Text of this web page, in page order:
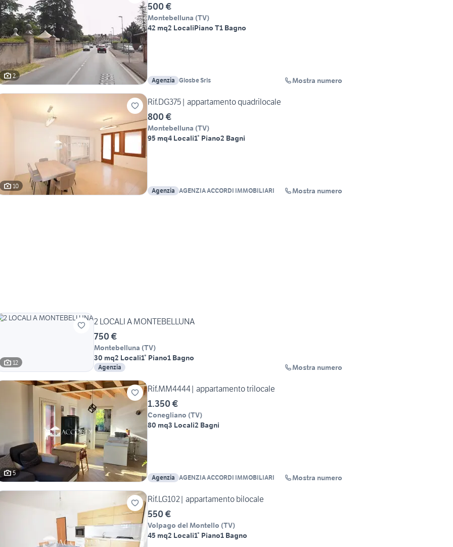
2
500 €
Montebelluna (TV)
42 mq2 LocaliPiano T1 Bagno
Agenzia Glosbe Srls Mostra numero
10
Rif.DG375| appartamento quadrilocale
800 €
Montebelluna (TV)
95 mq4 Locali1° Piano2 Bagni
Agenzia AGENZIA ACCORDI IMMOBILIARI Mostra numero
12
2 LOCALI A MONTEBELLUNA
750 €
Montebelluna (TV)
30 mq2 Locali1° Piano1 Bagno
Agenzia Mostra numero
5
Rif.MM4444| appartamento trilocale
1.350 €
Conegliano (TV)
80 mq3 Locali2 Bagni
Agenzia AGENZIA ACCORDI IMMOBILIARI Mostra numero
Rif.LG102| appartamento bilocale
550 €
Volpago del Montello (TV)
45 mq2 Locali1° Piano1 Bagno